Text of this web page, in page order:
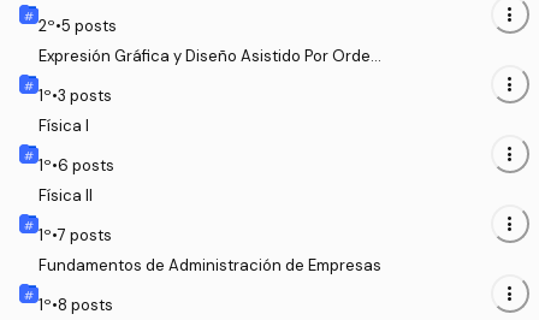
2º•5 posts more_vert
Expresión Gráfica y Diseño Asistido Por Orden
1º•3 posts more_vert
Física I
1º•6 posts more_vert
Física II
1º•7 posts more_vert
Fundamentos de Administración de Empresas
1º•8 posts more_vert